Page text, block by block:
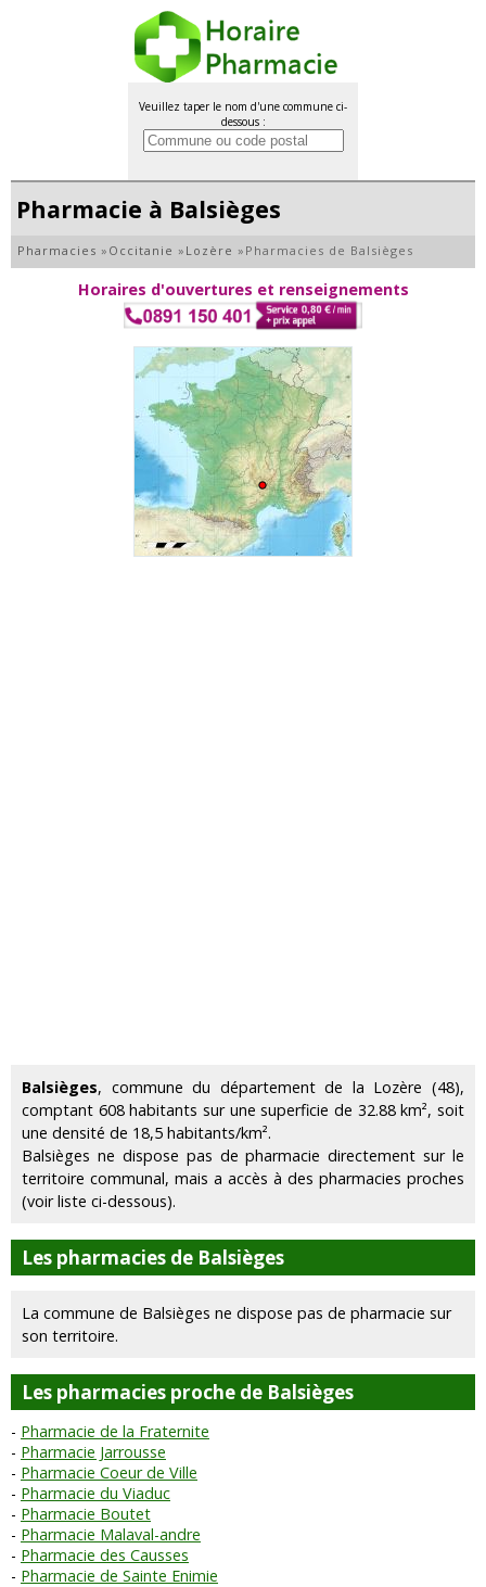
Veuillez taper le nom d'une commune ci-
dessous :
Pharmacie à Balsièges
Pharmacies » Occitanie » Lozère » Pharmacies de Balsièges
Horaires d'ouvertures et renseignements
Balsièges, commune du département de la Lozère (48),
comptant 608 habitants sur une superficie de 32.88 km², soit
une densité de 18,5 habitants/km².
Balsièges ne dispose pas de pharmacie directement sur le
territoire communal, mais a accès à des pharmacies proches
(voir liste ci-dessous).
Les pharmacies de Balsièges
La commune de Balsièges ne dispose pas de pharmacie sur
son territoire.
Les pharmacies proche de Balsièges
Pharmacie de la Fraternite
Pharmacie Jarrousse
Pharmacie Coeur de Ville
Pharmacie du Viaduc
Pharmacie Boutet
Pharmacie Malaval-andre
Pharmacie des Causses
Pharmacie de Sainte Enimie